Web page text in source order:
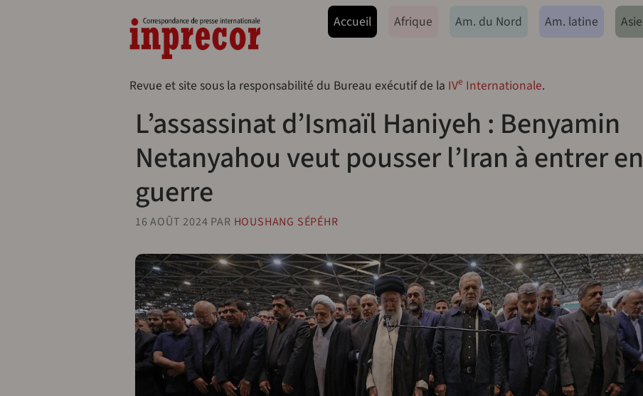
Navegação principal
Accueil Afrique Am. du Nord Am. latine Asie
Revue et site sous la responsabilité du Bureau exécutif de la IVe Internationale.
L’assassinat d’Ismaïl Haniyeh : Benyamin
Netanyahou veut pousser l’Iran à entrer en
guerre
16 AOÛT 2024 PAR HOUSHANG SÉPÉHR